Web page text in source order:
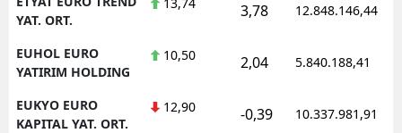
YAT. ORT.
3,78 12.848.146,44
EUHOL EURO
YATIRIM HOLDING
10,50 2,04 5.840.188,41
EUKYO EURO
KAPITAL YAT. ORT.
12,90 -0,39 10.337.981,91